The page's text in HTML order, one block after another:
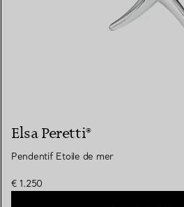
Elsa Peretti®
Pendentif Etoile de mer
€ 1.250